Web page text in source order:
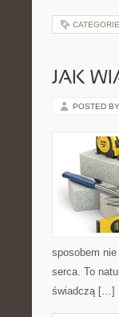
JAK
POSTED
sposobem
serca. To
świadczą […]